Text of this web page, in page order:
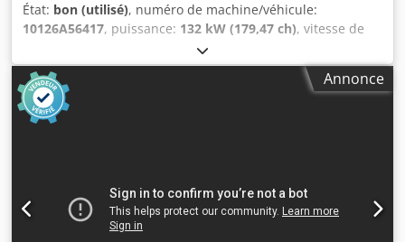
État: bon (utilisé), numéro de machine/véhicule:
10126A56417, puissance: 132 kW (179,47 ch), vitesse de
, tension d'entrée:
courant d'entrée:228 A, poids total:1 020 kg, longueur
totale:1 200 mm
, hauteur totale:
1 100 mm
Spécifications techniques : Modèle : SEV-315M4 Fabricant :
Djdpjtt Auuefx Ahkekr État : Marchandise d'occasion,
révisée en stock. Contenu de la livraison : 1 europalette
Annonce